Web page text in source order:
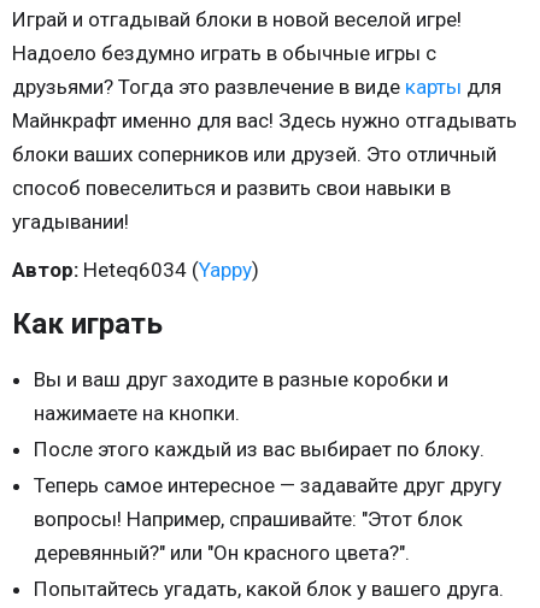
Играй и отгадывай блоки в новой веселой игре!
Надоело бездумно играть в обычные игры с
друзьями? Тогда это развлечение в виде карты для
Майнкрафт именно для вас! Здесь нужно отгадывать
блоки ваших соперников или друзей. Это отличный
способ повеселиться и развить свои навыки в
угадывании!
Автор: Heteq6034 (Yappy)
Как играть
Вы и ваш друг заходите в разные коробки и
нажимаете на кнопки.
После этого каждый из вас выбирает по блоку.
Теперь самое интересное — задавайте друг другу
вопросы! Например, спрашивайте: "Этот блок
деревянный?" или "Он красного цвета?".
Попытайтесь угадать, какой блок у вашего друга.